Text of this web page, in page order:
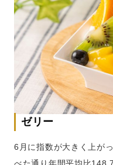
ゼリー
6月に指数が大きく上が